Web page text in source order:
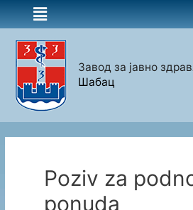
Завод за јавно
Шабац
Poziv za
ponuda